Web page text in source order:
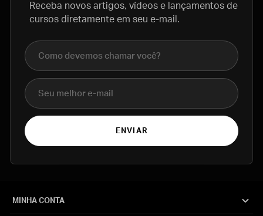
Receba novos artigos, vídeos e lançamentos de
cursos diretamente em seu e-mail.
Nome completo
E-mail
ENVIAR
MINHA CONTA